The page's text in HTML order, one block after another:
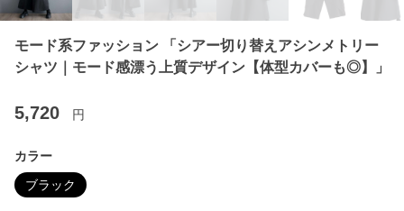
モード系ファッション 「シアー切り替えアシンメトリー
シャツ｜モード感漂う上質デザイン【体型カバーも◎】」
5,720 円
カラー
ブラック